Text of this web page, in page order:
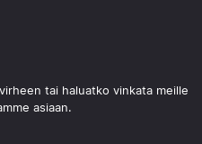
tai haluatko vinkata meille
asiaan.